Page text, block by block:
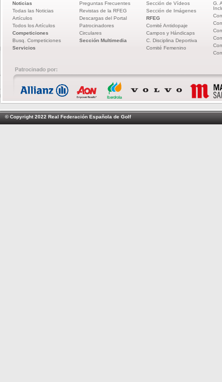
Noticias
Todas las Noticias
Artículos
Todos los Artículos
Competiciones
Busq. Competiciones
Servicios
Preguntas Frecuentes
Revistas de la RFEG
Descargas del Portal
Patrocinadores
Circulares
Sección Multimedia
Sección de Vídeos
Sección de Imágenes
RFEG
Comité Antidopaje
Campos y Hándicaps
C. Disciplina Deportiva
Comité Femenino
G.
© Copyright 2022 Real Federación Española de Golf